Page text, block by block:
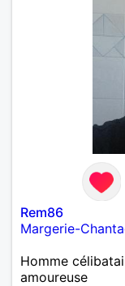
Rem86
Margerie-
Homme
amoureuse